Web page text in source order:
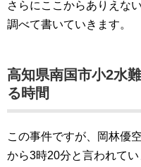
さらにここからありえな
調べて書いていきます。
高知県南国市小2水
る時間
この事件ですが、岡林優
から3時20分と言われて